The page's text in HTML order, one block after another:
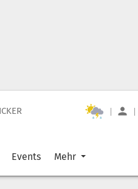
| |
Events Mehr